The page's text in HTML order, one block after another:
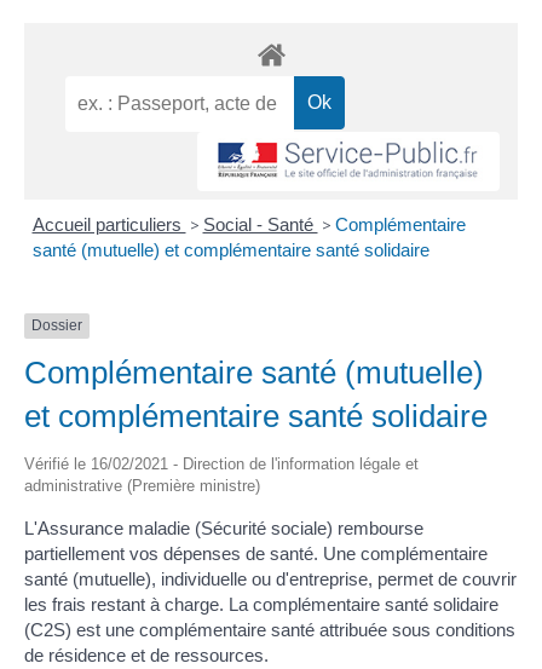
Accueil particuliers > Social - Santé > Complémentaire
santé (mutuelle) et complémentaire santé solidaire
Dossier
Complémentaire santé (mutuelle)
et complémentaire santé solidaire
Vérifié le 16/02/2021 - Direction de l'information légale et
administrative (Première ministre)
L'Assurance maladie (Sécurité sociale) rembourse
partiellement vos dépenses de santé. Une complémentaire
santé (mutuelle), individuelle ou d'entreprise, permet de couvrir
les frais restant à charge. La complémentaire santé solidaire
(C2S) est une complémentaire santé attribuée sous conditions
de résidence et de ressources.